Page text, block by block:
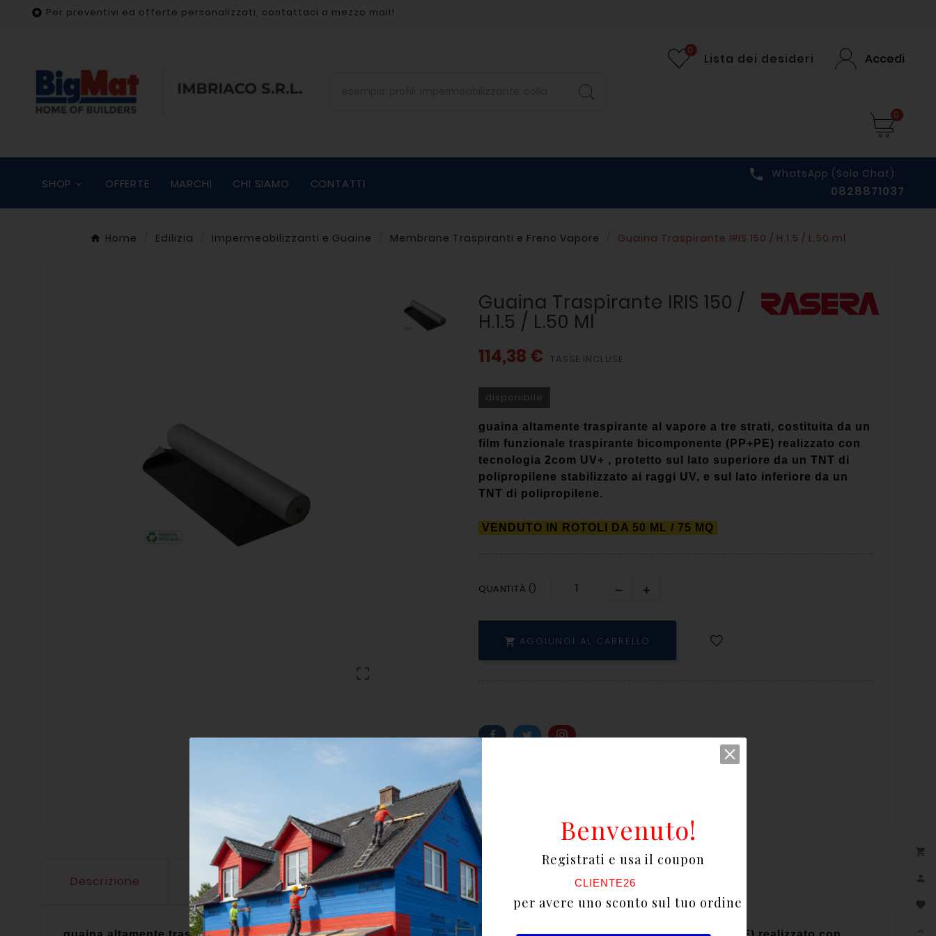
 Per preventivi ed offerte personalizzati, contattaci a mezzo mail!
Lista dei desideri
0
Accedi
0
SHOP OFFERTE MARCHI CHI SIAMO CONTATTI
 WhatsApp (solo Chat):
0828871037
Home Edilizia Impermeabilizzanti e Guaine Membrane Traspiranti e Freno Vapore Guaina Traspirante IRIS 150 / H.1.5 / L.50 ml

Guaina Traspirante IRIS 150 /
H.1.5 / L.50 Ml
114,38 € TASSE INCLUSE
disponibile
guaina altamente traspirante al vapore a tre strati, costituita da un
film funzionale traspirante bicomponente (PP+PE) realizzato con
tecnologia 2com UV+ , protetto sul lato superiore da un TNT di
polipropilene stabilizzato ai raggi UV, e sul lato inferiore da un
TNT di polipropilene.
VENDUTO IN ROTOLI DA 50 ML / 75 MQ
QUANTITÀ ()
 AGGIUNGI AL CARRELLO
Descrizione Dettagli del prodotto Documenti Allegati




Registrati e usa il coupon
per avere uno sconto sul tuo ordine
CLIENTE26
Benvenuto!